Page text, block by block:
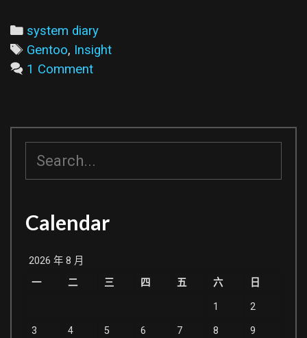
裝
Categories
system diary
Tags
Gentoo, Insight
1 Comment
Calendar
2026 年 8 月
一
二 三 四 五 六 日
1 2
3 4 5 6 7 8 9